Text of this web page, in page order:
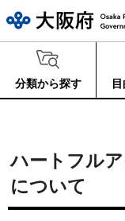
分類から探す
ハートフルア
について